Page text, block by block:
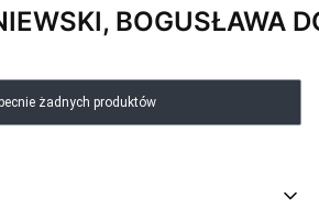
BOGUSŁAWA
żadnych produktów